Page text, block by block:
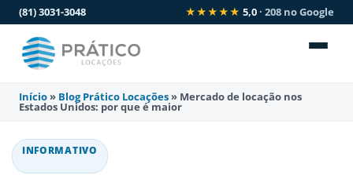
(81) 3031-3048 ★★★★★ 5,0· 208 no Google
Início» Blog Prático Locações» Mercado de locação nos
Estados Unidos: por que é maior
INFORMATIVO